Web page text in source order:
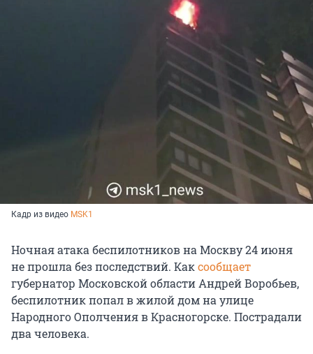
Кадр из видео MSK1
Ночная атака беспилотников на Москву 24 июня
не прошла без последствий. Каксообщает
губернатор Московской области Андрей Воробьев,
беспилотник попал в жилой дом на улице
Народного Ополчения в Красногорске. Пострадали
два человека.